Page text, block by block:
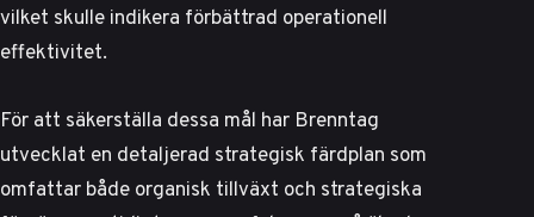
vilket skulle indikera förbättrad operationell
effektivitet.
För att säkerställa dessa mål har Brenntag
utvecklat en detaljerad strategisk färdplan som
omfattar både organisk tillväxt och strategiska